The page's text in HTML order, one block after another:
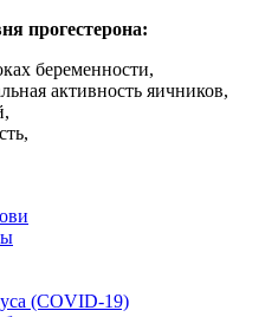
прогестерона:
беременности,
активность яичников,
(COVID-19)